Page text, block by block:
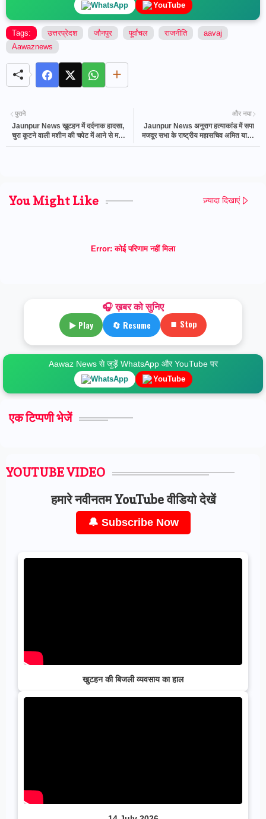
WhatsApp YouTube
Tags: उत्तरप्रेदश जौनपुर पूर्वांचल राजनीति
aavaj
Aawaznews
और नया
Jaunpur News अनुराग हत्याकांड में सपा
मजदूर सभा के राष्ट्रीय महासचिव अमित यादव
पुराने
Jaunpur News खुटहन में दर्दनाक हादसा,
चुरा कूटने वाली मशीन की चपेट में आने से महिला
You Might Like ज़्यादा दिखाएं
Error: कोई परिणाम नहीं मिला
🎧 ख़बर को सुनिए
▶ Play 🔄 Resume ⏹ Stop
Aawaz News से जुड़ें WhatsApp और YouTube पर
WhatsApp YouTube
एक टिप्पणी भेजें
YOUTUBE VIDEO
हमारे नवीनतम YouTube वीडियो देखें
🔔 Subscribe Now
खुटहन की बिजली व्यवसाय का हाल